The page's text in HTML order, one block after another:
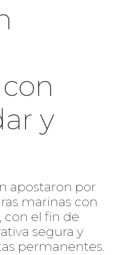
y
apostaron por
marinas con
con el fin de
segura y
permanentes.